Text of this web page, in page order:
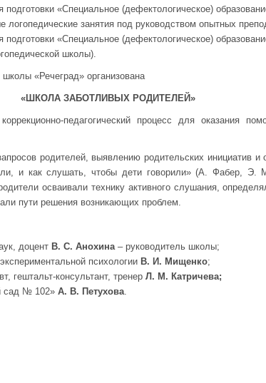
подготовки «Специальное (дефектологическое)
логопедические занятия под руководством опытных
подготовки «Специальное (дефектологическое)
школы).
«Речеград» организована
«ШКОЛА ЗАБОТЛИВЫХ РОДИТЕЛЕЙ»
педагогический процесс для оказания
родителей, выявлению родительских инициатив
и как слушать, чтобы дети говорили» (А. Фабер,
осваивали технику активного слушания,
пути решения возникающих проблем.
доцент В. С. Анохина– руководитель школы;
психологии В. И. Мищенко;
гештальт-консультант, тренер Л. М. Катричева;
сад № 102» А. В. Петухова.